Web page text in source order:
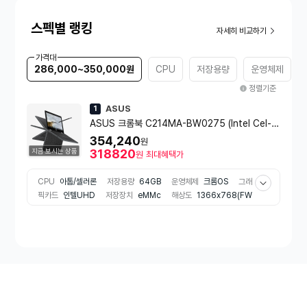
스펙별 랭킹 자세히 비교하기
가격대
286,000~350,000원 CPU 저장용량 운영체제
정렬기준
지금 보시는 상품
1 ASUS
ASUS 크롬북 C214MA-BW0275 (Intel Cel-N
4020/4GB/64GB/Chrome OS)
354,240원
318820원 최대혜택가
CPU 아톰/셀러론 저장용량 64GB 운영체제 크롬OS
그래
픽카드 인텔UHD 저장장치 eMMc 해상도 1366x768(FW